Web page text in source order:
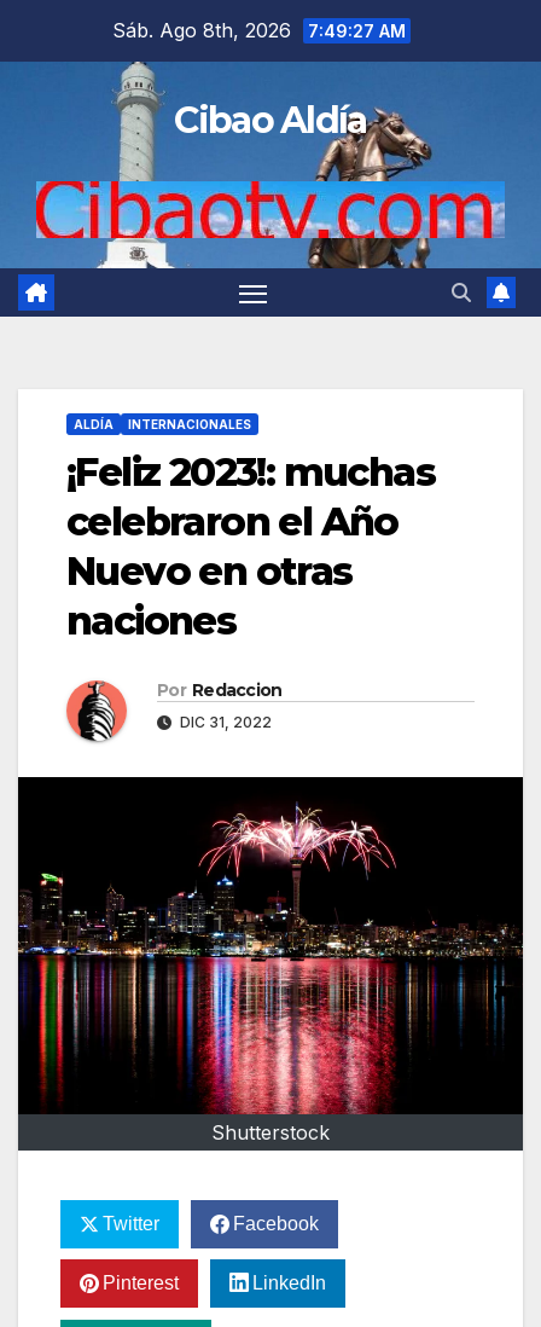
Sáb. Ago 8th, 2026 7:49:28 AM
Cibao Aldía
ALDÍA INTERNACIONALES
¡Feliz 2023!: muchas
celebraron el Año
Nuevo en otras
naciones
Por Redaccion
DIC 31, 2022
Shutterstock
Twitter Facebook
Pinterest LinkedIn